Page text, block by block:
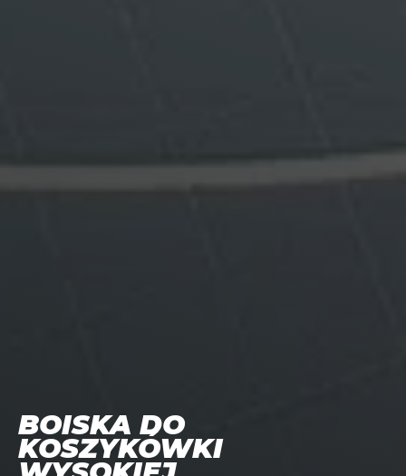
BOISKA DO
KOSZYKÓWKI